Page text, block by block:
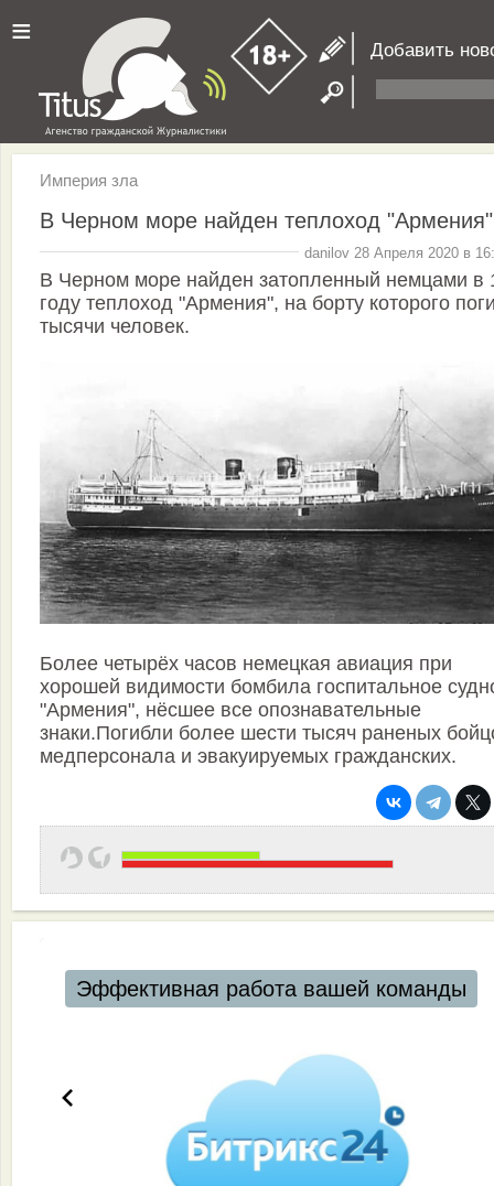
≡ Добавить
Империя зла
В Черном море найден теплоход "Армения"
danilov 28 Апреля 2020 в
В Черном море найден затопленный немцами в
году теплоход "Армения", на борту которого
тысячи человек.
Более четырёх часов немецкая авиация при
хорошей видимости бомбила госпитальное
"Армения", нёсшее все опознавательные
знаки.Погибли более шести тысяч раненых
медперсонала и эвакуируемых гражданских.
Эффективная работа вашей команды